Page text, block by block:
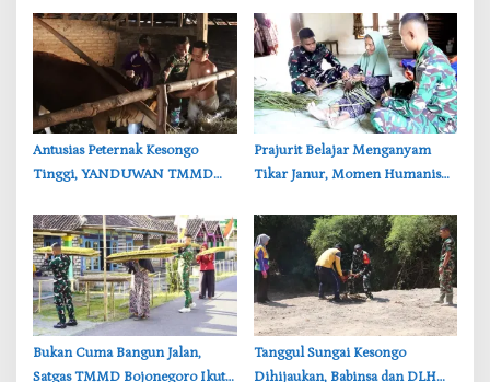
‎Antusias Peternak Kesongo
Tinggi, YANDUWAN TMMD
‎Prajurit Belajar Menganyam
Tikar Janur, Momen Humanis
‎Bukan Cuma Bangun Jalan,
Satgas TMMD Bojonegoro Ikut
‎Tanggul Sungai Kesongo
Dihijaukan, Babinsa dan DLH